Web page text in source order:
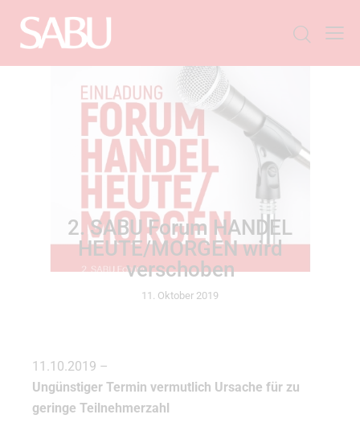
ALLGEMEIN
2. SABU Forum HANDEL
HEUTE/MORGEN wird
verschoben
11. Oktober 2019
11.10.2019 –
Ungünstiger Termin vermutlich Ursache für zu
geringe Teilnehmerzahl